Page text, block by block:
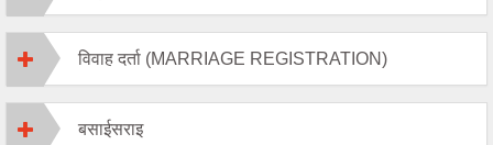
विवाह दर्ता (MARRIAGE REGISTRATION)
बसाईसराइ